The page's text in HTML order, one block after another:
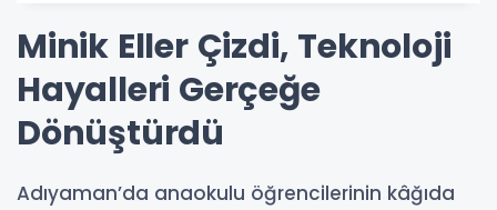
Minik Eller Çizdi, Teknoloji
Hayalleri Gerçeğe
Dönüştürdü
Adıyaman’da anaokulu öğrencilerinin kâğıda